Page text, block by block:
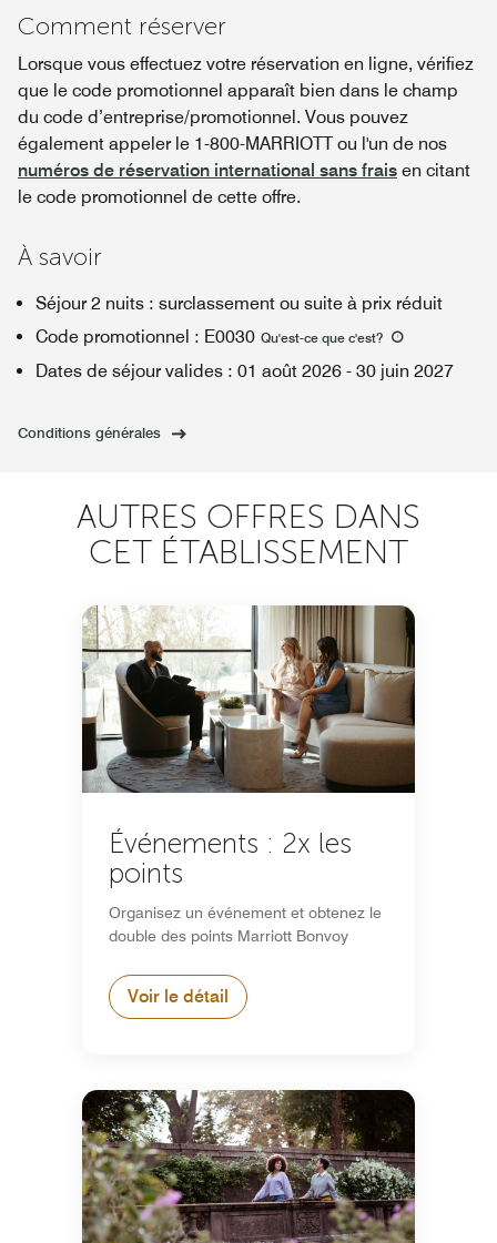
Comment réserver
Lorsque vous effectuez votre réservation en ligne, vérifiez
que le code promotionnel apparaît bien dans le champ
du code d’entreprise/promotionnel. Vous pouvez
également appeler le 1-800-MARRIOTT ou l'un de nos
numéros de réservation international sans frais en citant
le code promotionnel de cette offre.
À savoir
Séjour 2 nuits : surclassement ou suite à prix réduit
Code promotionnel : E0030 Qu'est-ce que c'est?
Dates de séjour valides : 01 août 2026 - 30 juin 2027
Conditions générales
AUTRES OFFRES DANS
CET ÉTABLISSEMENT
Événements : 2x les
points
Organisez un événement et obtenez le
double des points Marriott Bonvoy
Voir le détail